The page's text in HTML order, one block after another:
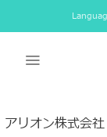
to
アリオン株式会社